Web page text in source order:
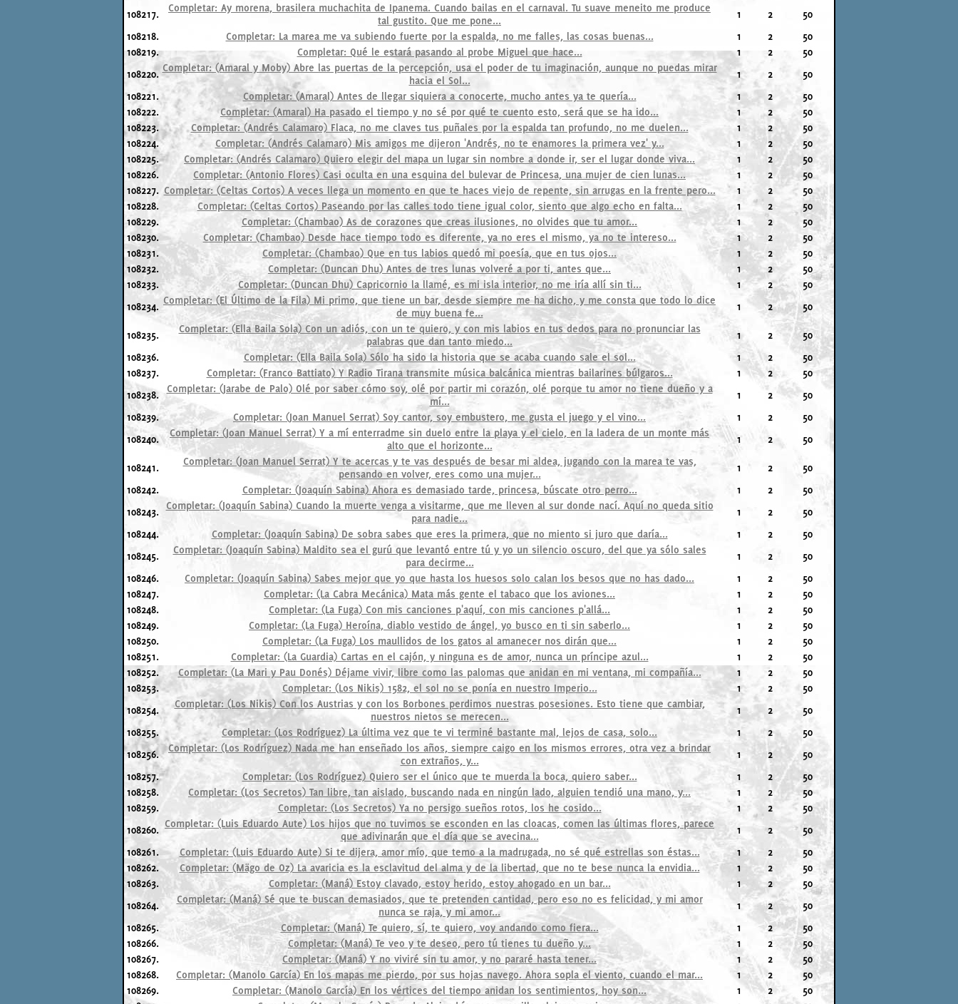
108217.
Completar: Ay morena, brasilera muchachita de Ipanema. Cuando bailas en el carnaval. Tu suave meneito me produce
tal gustito. Que me pone...
1 2
50
108218.
Completar: La marea me va subiendo fuerte por la espalda, no me falles, las cosas buenas... 1 2
50
108219.
Completar: Qué le estará pasando al probe Miguel que hace... 1 2
50
108220. Completar: (Amaral y Moby) Abre las puertas de la percepción, usa el poder de tu imaginación, aunque no puedas mirar
hacia el Sol...
1 2
50
108221.
Completar: (Amaral) Antes de llegar siquiera a conocerte, mucho antes ya te quería... 1 2
50
108222.
Completar: (Amaral) Ha pasado el tiempo y no sé por qué te cuento esto, será que se ha ido... 1 2
50
108223.
Completar: (Andrés Calamaro) Flaca, no me claves tus puñales por la espalda tan profundo, no me duelen... 1 2
50
108224.
Completar: (Andrés Calamaro) Mis amigos me dijeron 'Andrés, no te enamores la primera vez' y... 1 2
50
108225.
Completar: (Andrés Calamaro) Quiero elegir del mapa un lugar sin nombre a donde ir, ser el lugar donde viva... 1 2
50
108226.
Completar: (Antonio Flores) Casi oculta en una esquina del bulevar de Princesa, una mujer de cien lunas... 1 2
50
108227. Completar: (Celtas Cortos) A veces llega un momento en que te haces viejo de repente, sin arrugas en la frente pero... 1 2
50
108228.
Completar: (Celtas Cortos) Paseando por las calles todo tiene igual color, siento que algo echo en falta... 1 2
50
108229.
Completar: (Chambao) As de corazones que creas ilusiones, no olvides que tu amor... 1 2
50
108230.
Completar: (Chambao) Desde hace tiempo todo es diferente, ya no eres el mismo, ya no te intereso... 1 2
50
108231.
Completar: (Chambao) Que en tus labios quedó mi poesía, que en tus ojos... 1 2
50
108232.
Completar: (Duncan Dhu) Antes de tres lunas volveré a por ti, antes que... 1 2
50
108233.
Completar: (Duncan Dhu) Capricornio la llamé, es mi isla interior, no me iría allí sin ti... 1 2
50
108234. Completar: (El Último de la Fila) Mi primo, que tiene un bar, desde siempre me ha dicho, y me consta que todo lo dice
de muy buena fe...
1 2 50
108235.
Completar: (Ella Baila Sola) Con un adiós, con un te quiero, y con mis labios en tus dedos para no pronunciar las
palabras que dan tanto miedo...
1 2
50
108236.
Completar: (Ella Baila Sola) Sólo ha sido la historia que se acaba cuando sale el sol... 1 2
50
108237.
Completar: (Franco Battiato) Y Radio Tirana transmite música balcánica mientras bailarines búlgaros... 1 2
50
108238.
Completar: (Jarabe de Palo) Olé por saber cómo soy, olé por partir mi corazón, olé porque tu amor no tiene dueño y a
mí...
1 2
50
108239.
Completar: (Joan Manuel Serrat) Soy cantor, soy embustero, me gusta el juego y el vino... 1 2
50
108240.
Completar: (Joan Manuel Serrat) Y a mí enterradme sin duelo entre la playa y el cielo, en la ladera de un monte más
alto que el horizonte...
1 2 50
108241.
Completar: (Joan Manuel Serrat) Y te acercas y te vas después de besar mi aldea, jugando con la marea te vas,
pensando en volver, eres como una mujer...
1 2
50
108242.
Completar: (Joaquín Sabina) Ahora es demasiado tarde, princesa, búscate otro perro... 1 2
50
108243. Completar: (Joaquín Sabina) Cuando la muerte venga a visitarme, que me lleven al sur donde nací. Aquí no queda sitio
para nadie...
1 2
50
108244.
Completar: (Joaquín Sabina) De sobra sabes que eres la primera, que no miento si juro que daría... 1 2
50
108245.
Completar: (Joaquín Sabina) Maldito sea el gurú que levantó entre tú y yo un silencio oscuro, del que ya sólo sales
para decirme...
1 2
50
108246.
Completar: (Joaquín Sabina) Sabes mejor que yo que hasta los huesos solo calan los besos que no has dado... 1 2
50
108247.
Completar: (La Cabra Mecánica) Mata más gente el tabaco que los aviones... 1 2
50
108248.
Completar: (La Fuga) Con mis canciones p'aquí, con mis canciones p'allá... 1 2
50
108249.
Completar: (La Fuga) Heroína, diablo vestido de ángel, yo busco en ti sin saberlo... 1 2
50
108250.
Completar: (La Fuga) Los maullidos de los gatos al amanecer nos dirán que... 1 2
50
108251.
Completar: (La Guardia) Cartas en el cajón, y ninguna es de amor, nunca un príncipe azul... 1 2
50
108252.
Completar: (La Mari y Pau Donés) Déjame vivir, libre como las palomas que anidan en mi ventana, mi compañía... 1 2
50
108253.
Completar: (Los Nikis) 1582, el sol no se ponía en nuestro Imperio... 1 2
50
108254.
Completar: (Los Nikis) Con los Austrias y con los Borbones perdimos nuestras posesiones. Esto tiene que cambiar,
nuestros nietos se merecen...
1 2
50
108255.
Completar: (Los Rodríguez) La última vez que te vi terminé bastante mal, lejos de casa, solo... 1 2
50
108256.
Completar: (Los Rodríguez) Nada me han enseñado los años, siempre caigo en los mismos errores, otra vez a brindar
con extraños, y...
1 2
50
108257.
Completar: (Los Rodríguez) Quiero ser el único que te muerda la boca, quiero saber... 1 2
50
108258.
Completar: (Los Secretos) Tan libre, tan aislado, buscando nada en ningún lado, alguien tendió una mano, y... 1 2
50
108259.
Completar: (Los Secretos) Ya no persigo sueños rotos, los he cosido... 1 2
50
108260. Completar: (Luis Eduardo Aute) Los hijos que no tuvimos se esconden en las cloacas, comen las últimas flores, parece
que adivinarán que el día que se avecina...
1 2
50
108261.
Completar: (Luis Eduardo Aute) Si te dijera, amor mío, que temo a la madrugada, no sé qué estrellas son éstas... 1 2
50
108262.
Completar: (Mägo de Oz) La avaricia es la esclavitud del alma y de la libertad, que no te bese nunca la envidia... 1 2
50
108263.
Completar: (Maná) Estoy clavado, estoy herido, estoy ahogado en un bar... 1 2
50
108264.
Completar: (Maná) Sé que te buscan demasiados, que te pretenden cantidad, pero eso no es felicidad, y mi amor
nunca se raja, y mi amor...
1 2
50
108265.
Completar: (Maná) Te quiero, sí, te quiero, voy andando como fiera... 1 2
50
108266.
Completar: (Maná) Te veo y te deseo, pero tú tienes tu dueño y... 1 2
50
108267.
Completar: (Maná) Y no viviré sin tu amor, y no pararé hasta tener... 1 2
50
108268.
Completar: (Manolo García) En los mapas me pierdo, por sus hojas navego. Ahora sopla el viento, cuando el mar... 1 2
50
108269.
Completar: (Manolo García) En los vértices del tiempo anidan los sentimientos, hoy son... 1 2
50